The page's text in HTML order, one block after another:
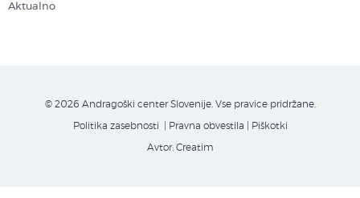
Aktualno
© 2026 Andragoški center Slovenije. Vse pravice pridržane.
Politika zasebnosti | Pravna obvestila Piškotki
Avtor: Creatim